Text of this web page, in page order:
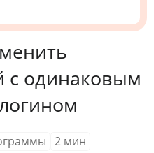
с одинаковым
2 мин